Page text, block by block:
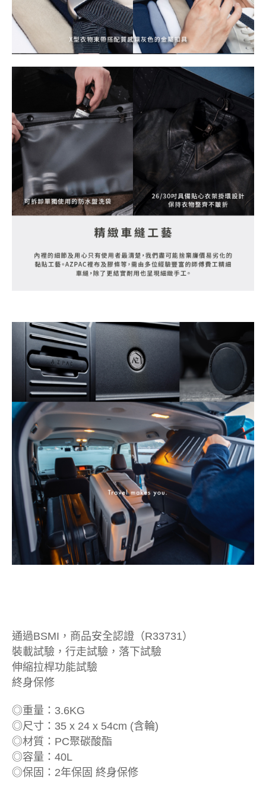
通過BSMI，商品安全認證（R33731）
裝載試驗，行走試驗，落下試驗
伸縮拉桿功能試驗
終身保修
◎重量：3.6KG
◎尺寸：35 x 24 x 54cm (含輪)
◎材質：PC聚碳酸酯
◎容量：40L
◎保固：2年保固 終身保修